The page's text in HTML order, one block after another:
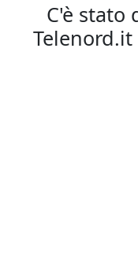
C'è stato
Telenord.it